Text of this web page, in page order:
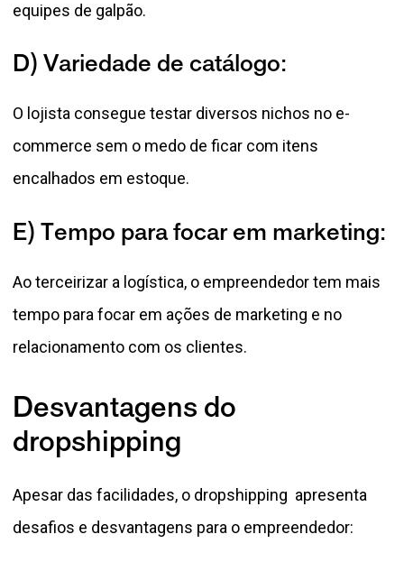
equipes de galpão.
D) Variedade de catálogo:
O lojista consegue testar diversos nichos no e-
commerce sem o medo de ficar com itens
encalhados em estoque.
E) Tempo para focar em marketing:
Ao terceirizar a logística, o empreendedor tem mais
tempo para focar em ações de marketing e no
relacionamento com os clientes.
Desvantagens do
dropshipping
Apesar das facilidades, o dropshipping apresenta
desafios e desvantagens para o empreendedor: